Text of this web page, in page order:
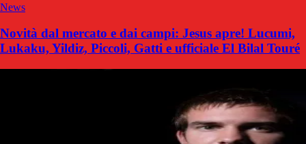
News
Novità dal mercato e dai campi: Jesus apre! Lucumi,
Lukaku, Yildiz, Piccoli, Gatti e ufficiale El Bilal Touré